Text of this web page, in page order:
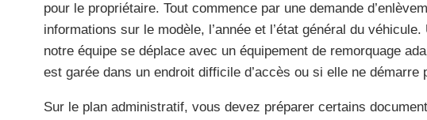
pour le propriétaire. Tout commence par une demande
informations sur le modèle, l’année et l’état général du
notre équipe se déplace avec un équipement de remorquage
est garée dans un endroit difficile d’accès ou si elle ne démarre
Sur le plan administratif, vous devez préparer certains